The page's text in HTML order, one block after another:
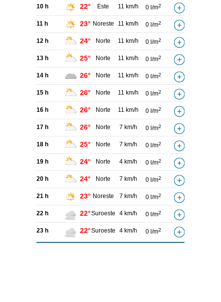
10 h 22° Este 11 km/h 0 l/m2
11 h 23° Noreste 11 km/h 0 l/m2
12 h 24° Norte 11 km/h 0 l/m2
13 h 25° Norte 11 km/h 0 l/m2
14 h 26° Norte 11 km/h 0 l/m2
15 h 26° Norte 11 km/h 0 l/m2
16 h 26° Norte 11 km/h 0 l/m2
17 h 26° Norte 7 km/h 0 l/m2
18 h 25° Norte 7 km/h 0 l/m2
19 h 24° Norte 4 km/h 0 l/m2
20 h 24° Norte 7 km/h 0 l/m2
21 h 23° Noreste 7 km/h 0 l/m2
22 h 22°Suroeste 4 km/h 0 l/m2
23 h 22°Suroeste 4 km/h 0 l/m2